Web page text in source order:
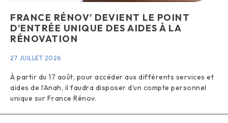
FRANCE RÉNOV’ DEVIENT LE POINT
D’ENTRÉE UNIQUE DES AIDES À LA
RÉNOVATION
27 JUILLET 2026
À partir du 17 août, pour accéder aux différents services et
aides de l’Anah, il faudra disposer d’un compte personnel
unique sur France Rénov.